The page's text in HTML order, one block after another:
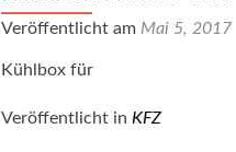
Veröffentlicht am Mai 5, 2017
Kühlbox für
Veröffentlicht in KFZ